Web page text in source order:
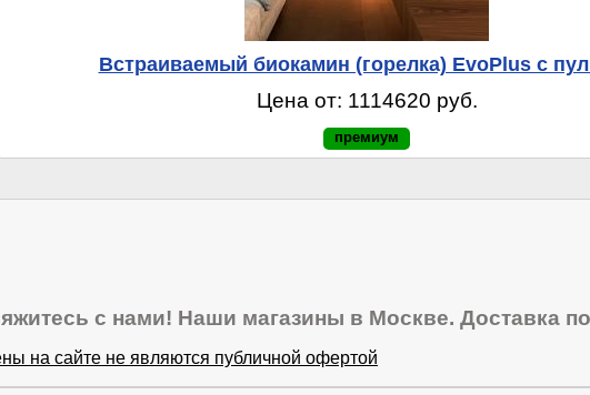
Встраиваемый биокамин (горелка) EvoPlus с
Цена от: 1114620 руб.
премиум
с нами! Наши магазины в Москве. Доставка
на сайте не являются публичной офертой